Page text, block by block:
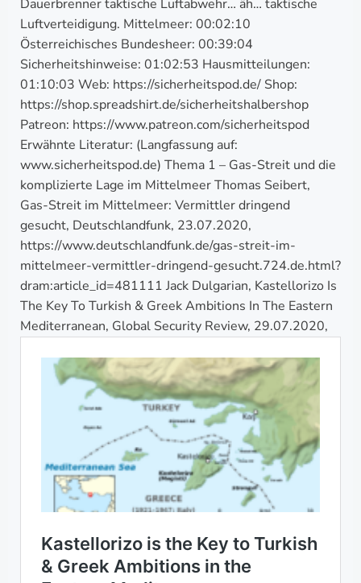
Dauerbrenner taktische Luftabwehr… äh… taktische
Luftverteidigung. Mittelmeer: 00:02:10
Österreichisches Bundesheer: 00:39:04
Sicherheitshinweise: 01:02:53 Hausmitteilungen:
01:10:03 Web: https://sicherheitspod.de/ Shop:
https://shop.spreadshirt.de/sicherheitshalbershop
Patreon: https://www.patreon.com/sicherheitspod
Erwähnte Literatur: (Langfassung auf:
www.sicherheitspod.de) Thema 1 – Gas-Streit und die
komplizierte Lage im Mittelmeer Thomas Seibert,
Gas-Streit im Mittelmeer: Vermittler dringend
gesucht, Deutschlandfunk, 23.07.2020,
https://www.deutschlandfunk.de/gas-streit-im-
mittelmeer-vermittler-dringend-gesucht.724.de.html?
dram:article_id=481111 Jack Dulgarian, Kastellorizo Is
The Key To Turkish & Greek Ambitions In The Eastern
Mediterranean, Global Security Review, 29.07.2020,